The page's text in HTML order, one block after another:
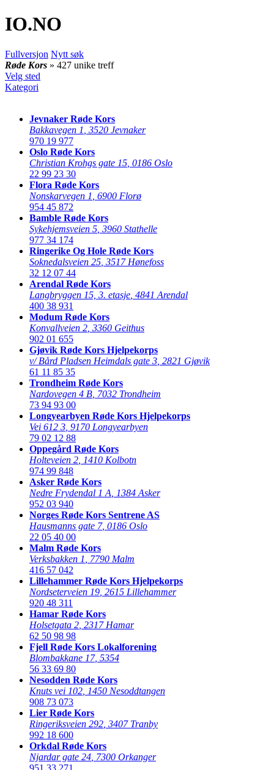
IO.NO
Fullversjon Nytt søk
Røde Kors » 427 unike treff
Velg sted
Kategori
Jevnaker Røde Kors
Bakkavegen 1 3520 Jevnaker
970 19 977
Oslo Røde Kors
Christian Krohgs gate 15 0186 Oslo
22 99 23 30
Flora Røde Kors
Nonskarvegen 1 6900 Florø
954 45 872
Bamble Røde Kors
Sykehjemsveien 5 3960 Stathelle
977 34 174
Ringerike Og Hole Røde Kors
Soknedalsveien 25 3517 Hønefoss
32 12 07 44
Arendal Røde Kors
Langbryggen 15, 3. etasje 4841 Arendal
400 38 931
Modum Røde Kors
Konvallveien 2 3360 Geithus
902 01 655
Gjøvik Røde Kors Hjelpekorps
v/ Bård Pladsen Heimdals gate 3 2821 Gjøvik
61 11 85 35
Trondheim Røde Kors
Nardovegen 4 B 7032 Trondheim
73 94 93 00
Longyearbyen Røde Kors Hjelpekorps
Vei 612 3 9170 Longyearbyen
79 02 12 88
Oppegård Røde Kors
Holteveien 2 1410 Kolbotn
974 99 848
Asker Røde Kors
Nedre Frydendal 1 A
1384 Asker
952 03 940
Norges Røde Kors Sentrene AS
Hausmanns gate 7, 0186 Oslo
22 05 40 00
Malm Røde Kors
Verksbakken 1
7790 Malm
416 57 042
Lillehammer Røde Kors Hjelpekorps
Nordseterveien 19 2615 Lillehammer
920 48 311
Hamar Røde Kors
Holsetgata 2 2317 Hamar
62 50 98 98
Fjell Røde Kors Lokalforening
Blombakkane 17, 5354
56 33 69 80
Nesodden Røde Kors
Knuts vei 102 1450 Nesoddtangen
908 73 073
Lier Røde Kors
Ringeriksveien 292 3407 Tranby
992 18 600
Orkdal Røde Kors
Njardar gate 24 7300 Orkanger
951 33 271